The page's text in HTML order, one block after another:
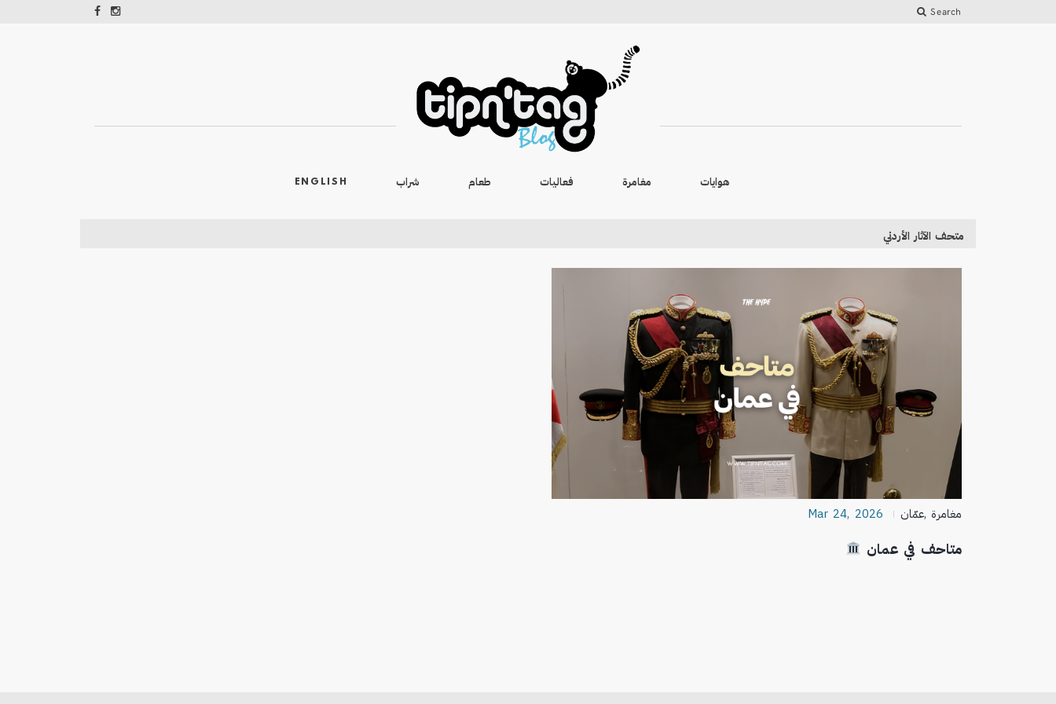
Search
ENGLISH شراب طعام فعاليات مغامرة هوايات
متحف الآثار الأردني
Mar 24, 2026 عمّان, مغامرة
متاحف في عمان